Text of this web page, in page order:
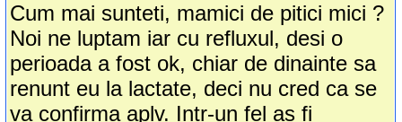
Cum mai sunteti, mamici de pitici mici ?
Noi ne luptam iar cu refluxul, desi o
perioada a fost ok, chiar de dinainte sa
renunt eu la lactate, deci nu cred ca se
va confirma aplv. Intr-un fel as fi